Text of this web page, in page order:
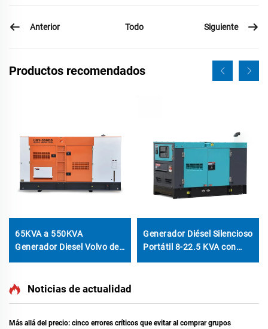
Anterior Todo Siguiente
Productos recomendados
65KVA a 550KVA
Generador Diesel Volvo de
Generador Diésel Silencioso
Portátil 8-22.5 KVA con
Noticias de actualidad
Más allá del precio: cinco errores críticos que evitar al comprar grupos